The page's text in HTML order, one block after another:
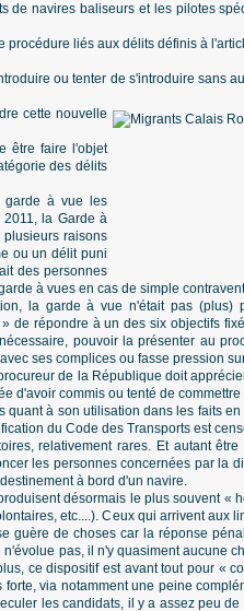
de navires baliseurs et les pilotes
procédure liés aux délits définis à
ou tenter de s'introduire sans
cette nouvelle
être faire l'objet
des délits
garde à vue les
la Garde à
raisons
ou un délit puni
des personnes
à vues en cas de simple
la garde à vue n'était pas (plus)
de répondre à un des six objectifs
pouvoir la présenter au
ses complices ou fasse pression
de la République doit
d'avoir commis ou tenté de commettre
à son utilisation dans les faits en
du Code des Transports est
relativement rares. Et autant
les personnes concernées par la
à bord d'un navire.
désormais le plus souvent «
etc....). Ceux qui arrivent aux
guère de choses car la réponse
pas, il n'y quasiment aucune
ce dispositif est avant tout pour «
via notamment une peine
les candidats, il y a assez peu